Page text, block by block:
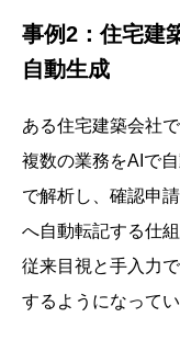
事例2：住宅建
自動生成
ある住宅建築会社
複数の業務をAIで
で解析し、確認申
へ自動転記する仕
従来目視と手入力
するようになってい